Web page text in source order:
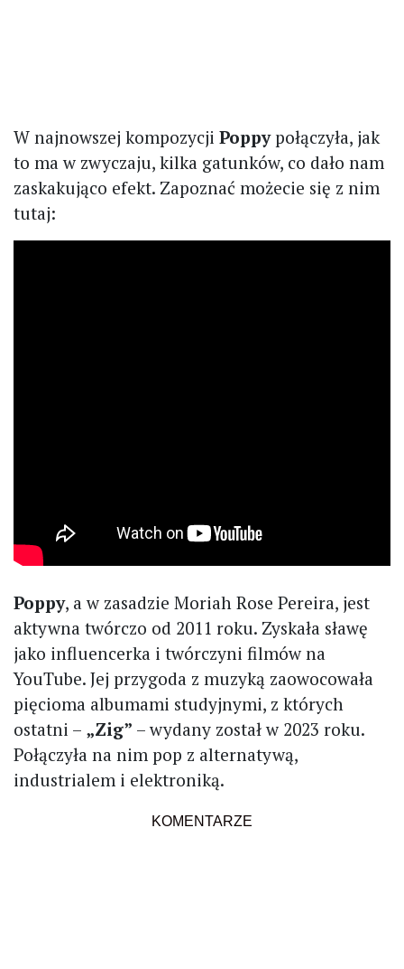
W najnowszej kompozycji Poppypołączyła, jak
to ma w zwyczaju, kilka gatunków, co dało nam
zaskakująco efekt. Zapoznać możecie się z nim
tutaj:
Poppy, a w zasadzie Moriah Rose Pereira, jest
aktywna twórczo od 2011 roku. Zyskała sławę
jako influencerka i twórczyni filmów na
YouTube. Jej przygoda z muzyką zaowocowała
pięcioma albumami studyjnymi, z których
ostatni – „Zig” – wydany został w 2023 roku.
Połączyła na nim pop z alternatywą,
industrialem i elektroniką.
KOMENTARZE